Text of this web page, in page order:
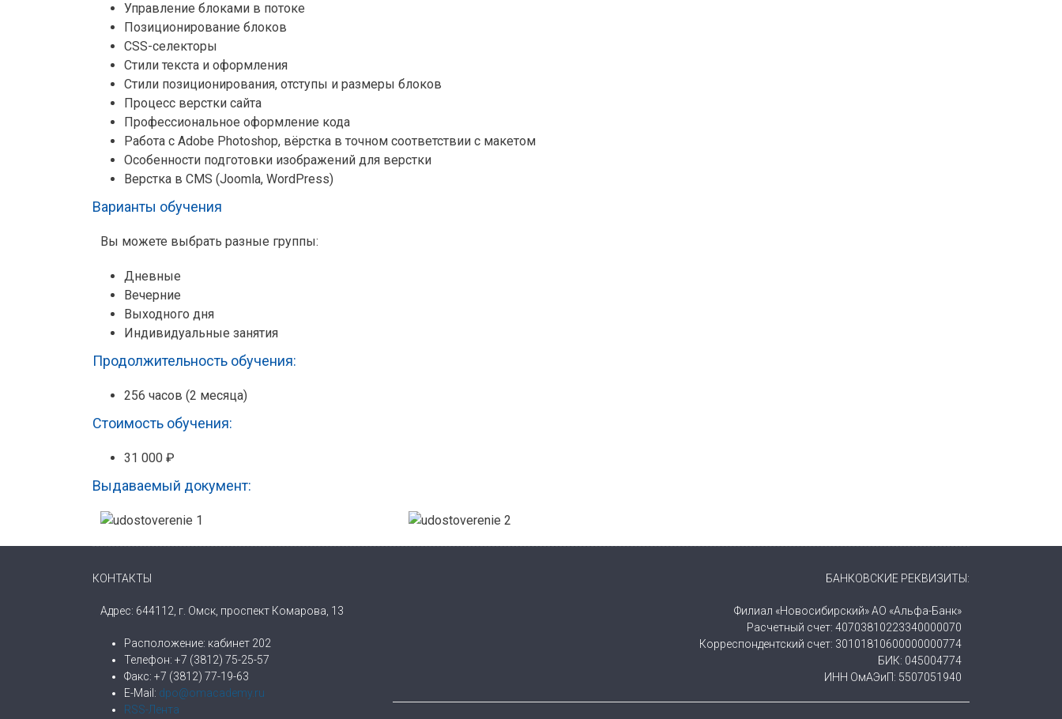
Управление блоками в потоке
Позиционирование блоков
CSS-селекторы
Стили текста и оформления
Стили позиционирования, отступы и размеры блоков
Процесс верстки сайта
Профессиональное оформление кода
Работа с Adobe Photoshop, вёрстка в точном соответствии с макетом
Особенности подготовки изображений для верстки
Верстка в CMS (Joomla, WordPress)
Варианты обучения
Вы можете выбрать разные группы:
Дневные
Вечерние
Выходного дня
Индивидуальные занятия
Продолжительность обучения:
256 часов (2 месяца)
Стоимость обучения:
31 000 ₽
Выдаваемый документ:
КОНТАКТЫ
Адрес: 644112, г. Омск, проспект Комарова, 13
Расположение: кабинет 202
Телефон: +7 (3812) 75-25-57
Факс: +7 (3812) 77-19-63
E-Mail: dpo@omacademy.ru
RSS-Лента
БАНКОВСКИЕ РЕКВИЗИТЫ:
Филиал «Новосибирский» АО «Альфа-Банк»
Расчетный счет: 40703810223340000070
Корреспондентский счет: 30101810600000000774
БИК: 045004774
ИНН ОмАЭиП: 5507051940